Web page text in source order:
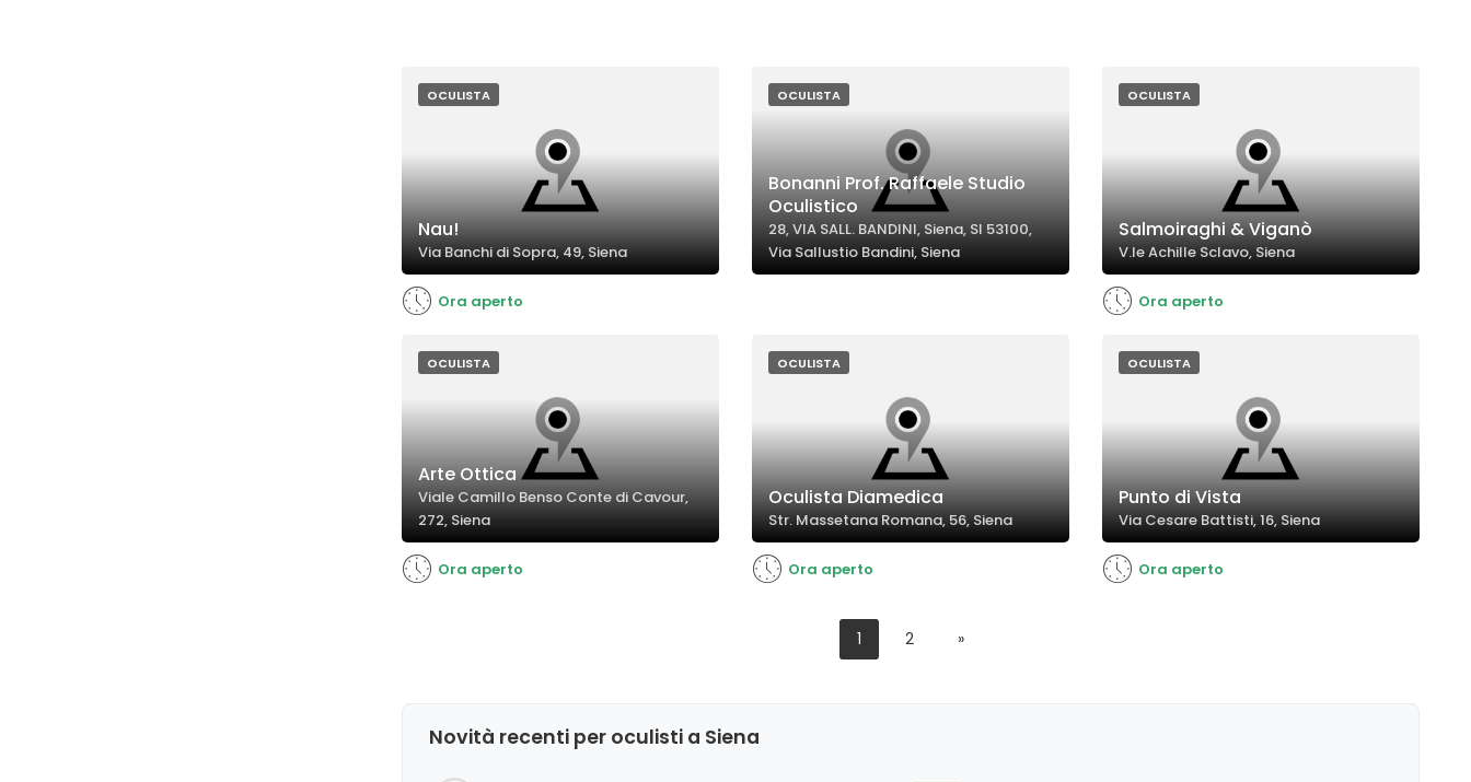
OCULISTA
Nau!
Via Banchi di Sopra, 49, Siena
Ora aperto
OCULISTA
Bonanni Prof. Raffaele Studio
Oculistico
28, VIA SALL. BANDINI, Siena, SI 53100,
Via Sallustio Bandini, Siena
OCULISTA
Salmoiraghi & Viganò
V.le Achille Sclavo, Siena
Ora aperto
OCULISTA
Arte Ottica
Viale Camillo Benso Conte di Cavour,
272, Siena
Ora aperto
OCULISTA
Oculista Diamedica
Str. Massetana Romana, 56, Siena
Ora aperto
OCULISTA
Punto di Vista
Via Cesare Battisti, 16, Siena
Ora aperto
1 2 »
Novità recenti per oculisti a Siena